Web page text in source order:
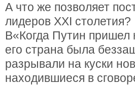
А что же позволяет
лидеров XXI столетия?
В«Когда Путин пришел
его страна была
разрывали на куски
находившиеся в